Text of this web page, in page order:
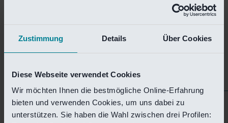
Zustimmung Details Über Cookies
Diese Webseite verwendet Cookies
Wir möchten Ihnen die bestmögliche Online-Erfahrung
bieten und verwenden Cookies, um uns dabei zu
unterstützen. Sie haben die Wahl zwischen drei Profilen:
Helaas is deze pagina